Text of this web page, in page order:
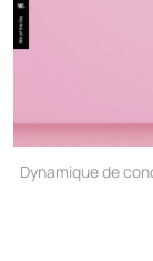
Dynamique de